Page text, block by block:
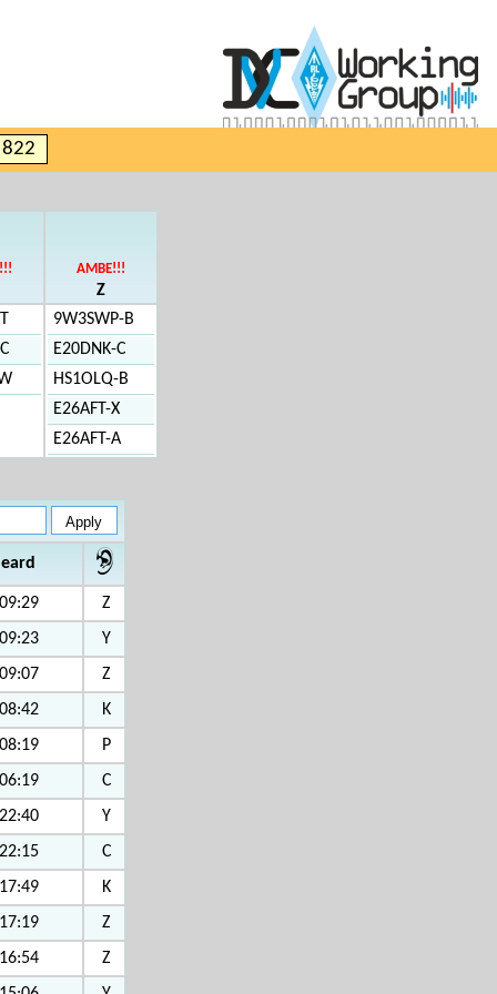
AMBE!!!
Z
9W3SWP-B
E20DNK-C
HS1OLQ-B
E26AFT-X
E26AFT-A
Z
Y
Z
K
P
C
Y
C
K
Z
Z